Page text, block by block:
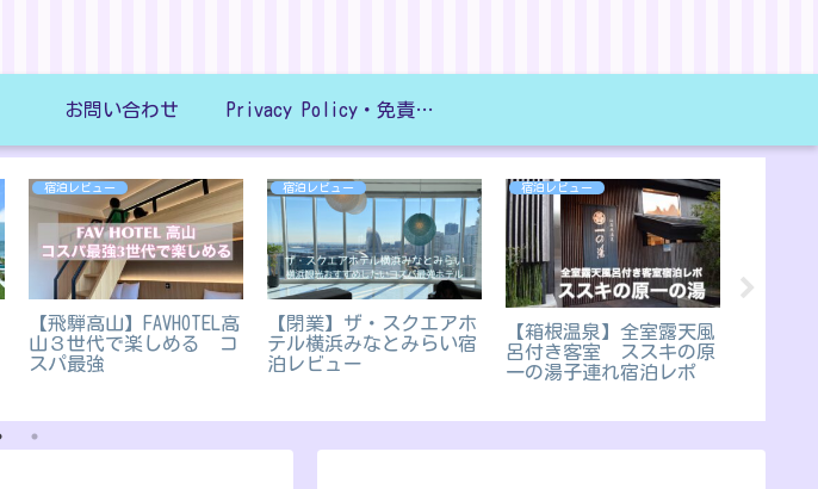
お問い合わせ Privacy Policy・免責事項
宿泊レビュー
【飛騨高山】FAVHOTEL高
山３世代で楽しめる コ
スパ最強
宿泊レビュー
【閉業】ザ・スクエアホ
テル横浜みなとみらい宿
泊レビュー
宿泊レビュー
【箱根温泉】全室露天風
呂付き客室 ススキの原
一の湯子連れ宿泊レポ